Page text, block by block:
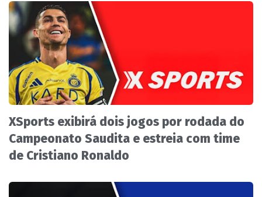
XSports exibirá dois jogos por rodada do
Campeonato Saudita e estreia com time
de Cristiano Ronaldo